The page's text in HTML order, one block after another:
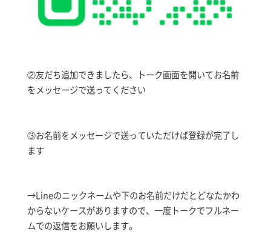
②友だち追加できましたら、トーク画面を開いてお名前
をメッセージで送ってください
③お名前をメッセージで送っていただけば登録が完了し
ます
→Lineのニックネームや下のお名前だけだとどなたかわ
からないケースがありますので、一度トークでフルネー
ムでの返信をお願いします。